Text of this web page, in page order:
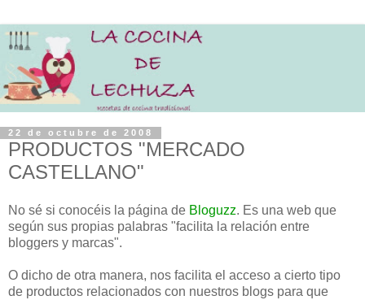
22 de octubre de 2008
PRODUCTOS "MERCADO
CASTELLANO"
No sé si conocéis la página de Bloguzz. Es una web que
según sus propias palabras "facilita la relación entre
bloggers y marcas".
O dicho de otra manera, nos facilita el acceso a cierto tipo
de productos relacionados con nuestros blogs para que